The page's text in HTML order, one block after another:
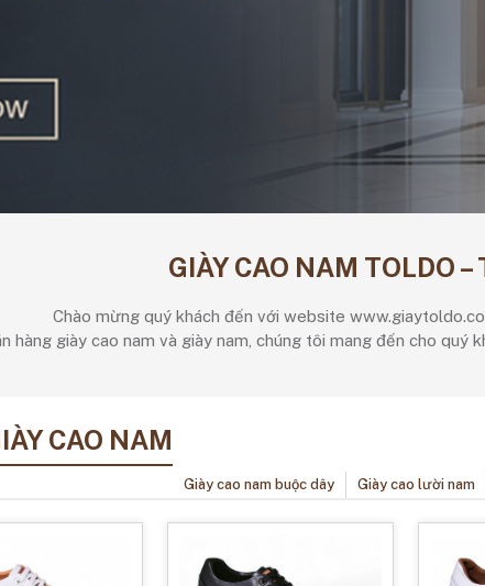
GIÀY CAO NAM TOLDO
Chào mừng quý khách đến với website
hàng giày cao nam và giày nam, chúng tôi mang đến cho
CAO NAM
Giày cao nam buộc dây Giày cao lười nam